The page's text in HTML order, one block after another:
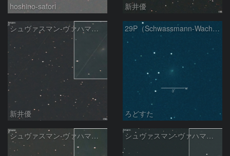
hoshino-satori 新井優
シュヴァスマン-ヴァハマン彗星 ( 29P )：2026/05/10
新井優
29P（Schwassmann-Wachmann）
ろどすた
シュヴァスマン-ヴァハマン彗星 ( 29P )：2026/05/07 シュヴァスマン-ヴァハマン彗星 ( 29P )：2026/04/21